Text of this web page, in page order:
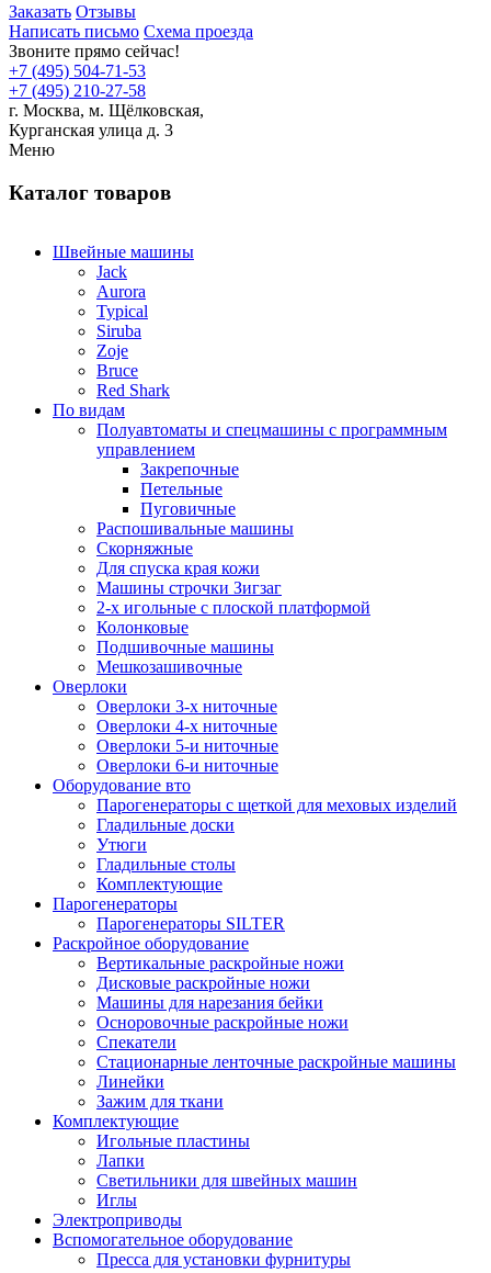
Заказать Отзывы
Написать письмо Схема проезда
Звоните прямо сейчас!
+7 (495) 504-71-53
+7 (495) 210-27-58
г. Москва, м. Щёлковская,
Курганская улица д. 3
Меню
Каталог товаров
Швейные машины
Jack
Aurora
Typical
Siruba
Zoje
Bruce
Red Shark
По видам
Полуавтоматы и спецмашины с программным
управлением
Закрепочные
Петельные
Пуговичные
Распошивальные машины
Скорняжные
Для спуска края кожи
Машины строчки Зигзаг
2-х игольные с плоской платформой
Колонковые
Подшивочные машины
Мешкозашивочные
Оверлоки
Оверлоки 3-х ниточные
Оверлоки 4-х ниточные
Оверлоки 5-и ниточные
Оверлоки 6-и ниточные
Оборудование вто
Парогенераторы с щеткой для меховых изделий
Гладильные доски
Утюги
Гладильные столы
Комплектующие
Парогенераторы
Парогенераторы SILTER
Раскройное оборудование
Вертикальные раскройные ножи
Дисковые раскройные ножи
Машины для нарезания бейки
Осноровочные раскройные ножи
Спекатели
Стационарные ленточные раскройные машины
Линейки
Зажим для ткани
Комплектующие
Игольные пластины
Лапки
Светильники для швейных машин
Иглы
Электроприводы
Вспомогательное оборудование
Пресса для установки фурнитуры